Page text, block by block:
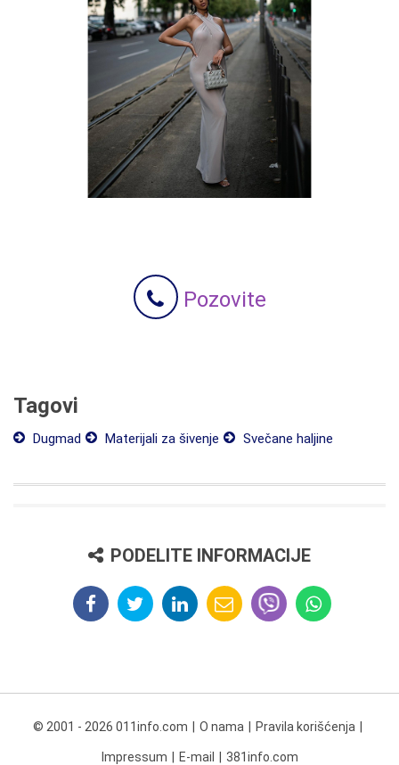
Pozovite
Tagovi
Dugmad Materijali za šivenje Svečane haljine
PODELITE INFORMACIJE
© 2001 - 2026 011info.com O nama Pravila korišćenja
Impressum E-mail 381info.com